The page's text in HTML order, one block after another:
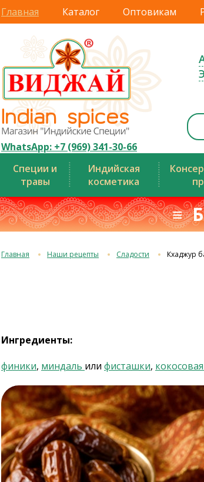
Главная Каталог Оптовикам
WhatsApp: +7 (969) 341-30-66
Специи и
травы
Индийская
косметика
≡
Главная Наши рецепты Сладости Кхаджур
Ингредиенты:
финики, миндаль или фисташки,